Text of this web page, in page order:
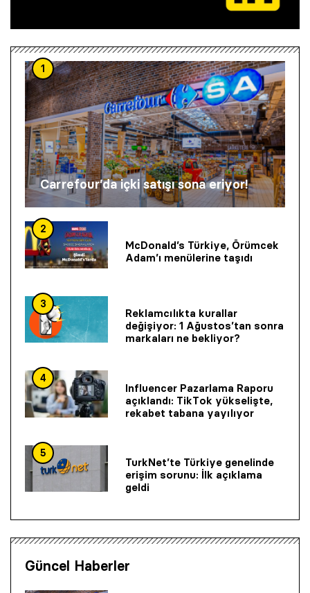
1
Carrefour’da içki satışı sona eriyor!
2
McDonald’s Türkiye, Örümcek
Adam’ı menülerine taşıdı
3
Reklamcılıkta kurallar
değişiyor: 1 Ağustos’tan sonra
markaları ne bekliyor?
4
Influencer Pazarlama Raporu
açıklandı: TikTok yükselişte,
rekabet tabana yayılıyor
5
TurkNet’te Türkiye genelinde
erişim sorunu: İlk açıklama
geldi
Güncel Haberler